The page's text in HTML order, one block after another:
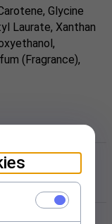
Glycine
Laurate, Xanthan
(Fragrance),